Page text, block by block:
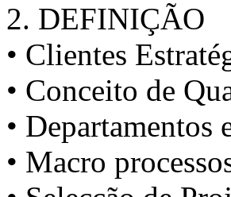
2. DEFINIÇÃO
• Clientes
• Conceito de
• Departamentos
• Macro